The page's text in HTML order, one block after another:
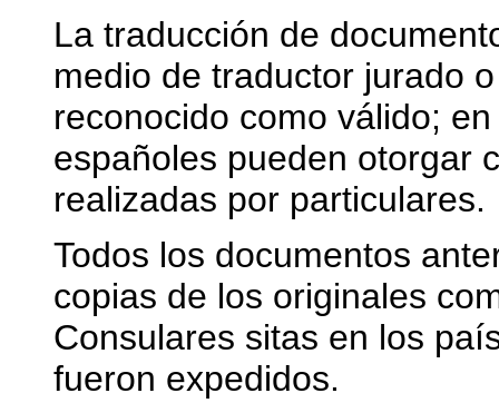
La traducción de
medio de traductor jurado
reconocido como válido;
españoles pueden otorgar
realizadas por particulares.
Todos los documentos
copias de los originales
Consulares sitas en los
fueron expedidos.